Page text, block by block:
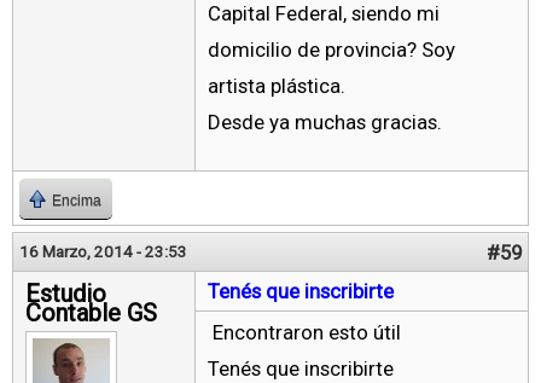
Capital Federal, siendo mi
domicilio de provincia? Soy
artista plástica.
Desde ya muchas gracias.
Encima
16 Marzo, 2014 - 23:53 #59
Estudio
Contable GS
Tenés que inscribirte
Encontraron esto útil
Tenés que inscribirte